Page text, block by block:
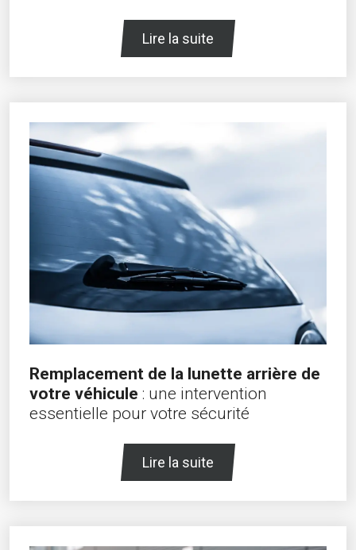
Lire la suite
Remplacement de la lunette arrière de
votre véhicule : une intervention
essentielle pour votre sécurité
Lire la suite